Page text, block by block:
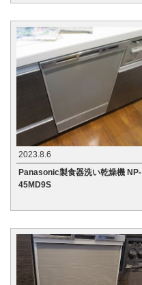
2023.8.6
Panasonic製食器洗い乾燥機 NP-
45MD9S